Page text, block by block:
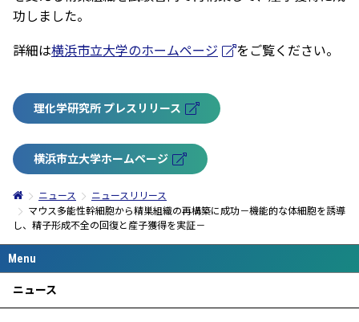
ニュース
功しました。
詳細は横浜市立大学のホームページ をご覧ください。
理化学研究所 プレスリリース
横浜市立大学ホームページ
ニュース
ニュースリリース
マウス多能性幹細胞から精巣組織の再構築に成功－機能的な体細胞を誘導
し、精子形成不全の回復と産子獲得を実証－